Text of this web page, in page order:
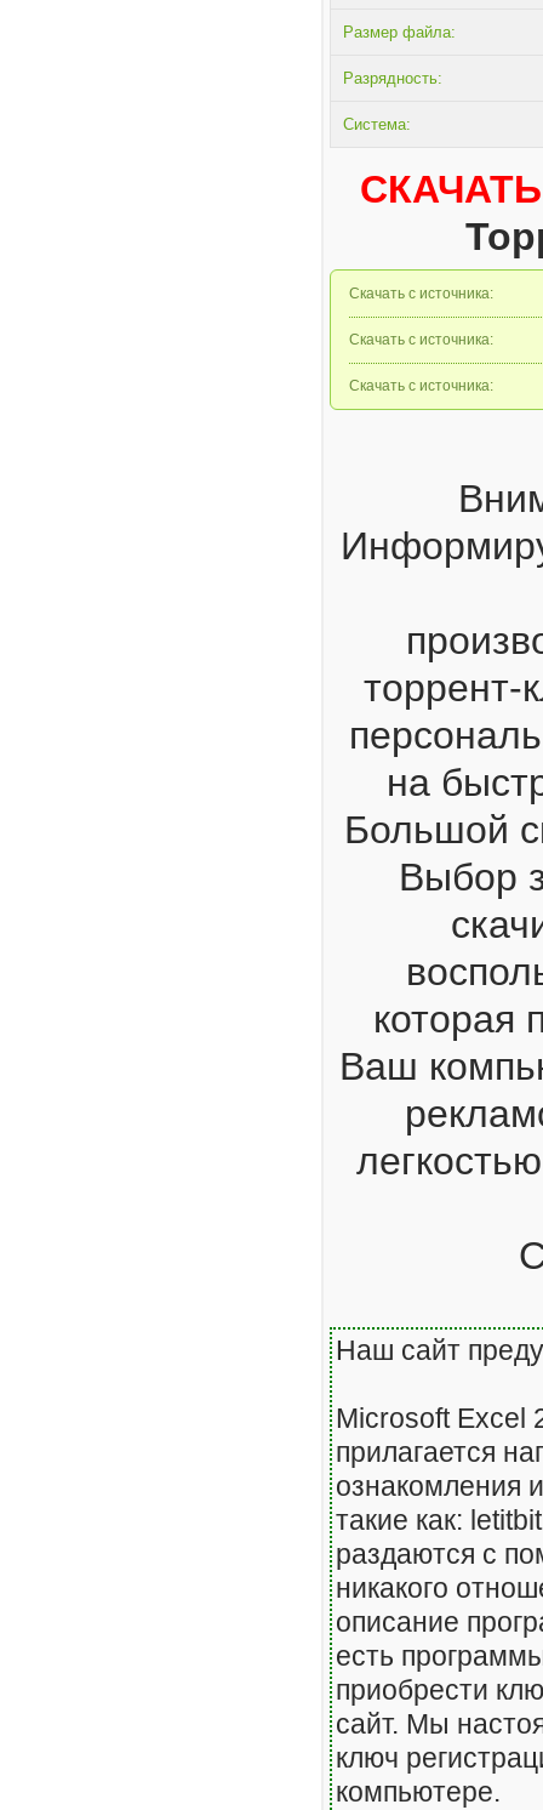
Размер файла:
Разрядность:
Система:
Скачать с источника:
Скачать с источника:
Скачать с источника:
торрент-
на
Большой
Выбор
которая
Ваш
Наш сайт
Microsoft Excel
прилагается
ознакомления
такие как:
раздаются с
никакого
описание
есть
приобрести
сайт. Мы
ключ
компьютере.